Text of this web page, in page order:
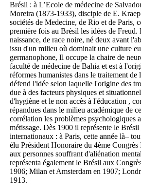
Brésil : à L’Ecole de médecine de
Moreira (1873-1933), disciple de E.
sociétés de Medecine, de Rio et de Paris,
première fois au Brésil les idées de Freud.
naissance, de race noire, né deux avant
issu d'un milieu où dominait une culture
germanophone, Il occupe la chaire de
faculté de médecine de Bahia et est à
réformes humanistes dans le traitement de
défend l'idée selon laquelle l'origine des
due à des facteurs physiques et
d'hygiène et le non accès à l'éducation ,
répandues dans le milieu académique de
corrélation les problèmes psychologiques
métissage. Dès 1900 il représente le
internationaux : à Paris, cette année là–
élu Président Honoraire du 4ème
aux personnes souffrant d'aliénation
représenta également le Brésil aux
1906; Milan et Amsterdam en 1907;
1913.